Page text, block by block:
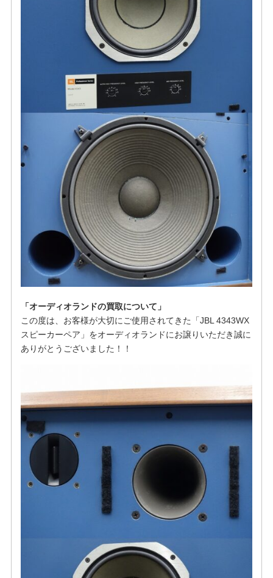
「オーディオランドの買取について」
この度は、お客様が大切にご使用されてきた「JBL 4343WX
スピーカーペア」をオーディオランドにお譲りいただき誠に
ありがとうございました！！